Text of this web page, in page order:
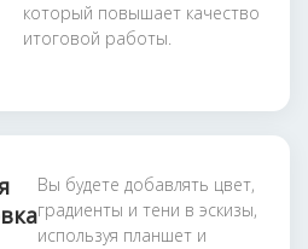
который повышает качество
итоговой работы.
Вы будете добавлять цвет,
градиенты и тени в эскизы,
используя планшет и